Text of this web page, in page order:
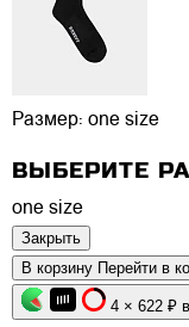
Размер: one size
ВЫБЕРИТЕ
one size
Закрыть
В корзину Перейти в